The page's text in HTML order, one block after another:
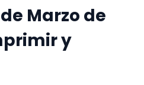
Marzo de
y